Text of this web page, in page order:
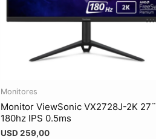
Monitores
Monitor ViewSonic VX2728J-2K 27¨
180hz IPS 0.5ms
USD 259,00